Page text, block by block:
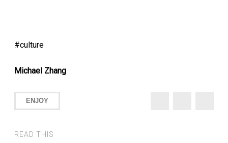
culture
Michael Zhang
ENJOY
READ THIS